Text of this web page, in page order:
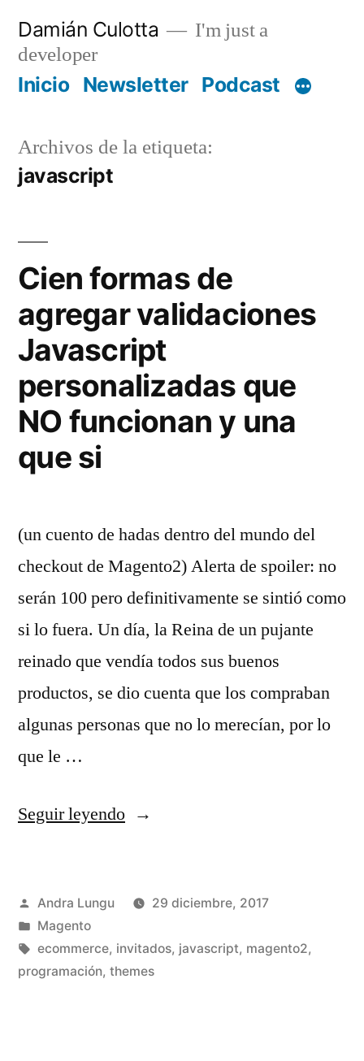
contenido
Damián Culotta
I'm just a
developer
Inicio Newsletter Podcast
Archivos de la etiqueta:
javascript
Cien formas de
agregar validaciones
Javascript
personalizadas que
NO funcionan y una
que si
(un cuento de hadas dentro del mundo del
checkout de Magento2) Alerta de spoiler: no
serán 100 pero definitivamente se sintió como
si lo fuera. Un día, la Reina de un pujante
reinado que vendía todos sus buenos
productos, se dio cuenta que los compraban
algunas personas que no lo merecían, por lo
que le …
Seguir leyendo«Cien
agregar
validaciones
Javascript
Publicado
por
Andra Lungu
29 diciembre, 2017
Publicado
en
Magento
Etiquetas:
ecommerce, invitados, javascript, magento2,
programación, themes